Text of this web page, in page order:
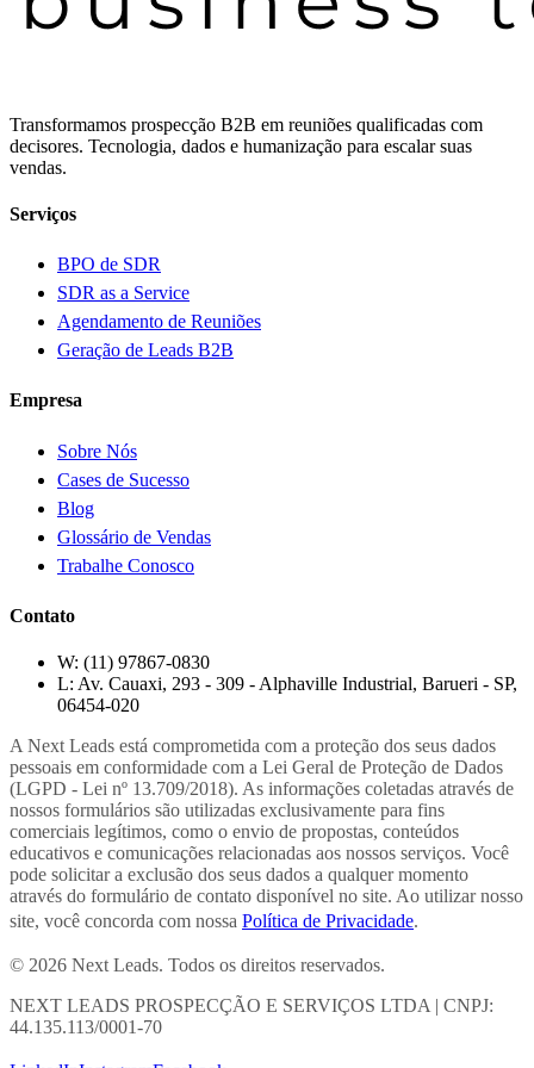
Transformamos prospecção B2B em reuniões qualificadas com
decisores. Tecnologia, dados e humanização para escalar suas
vendas.
Serviços
BPO de SDR
SDR as a Service
Agendamento de Reuniões
Geração de Leads B2B
Empresa
Sobre Nós
Cases de Sucesso
Blog
Glossário de Vendas
Trabalhe Conosco
Contato
W: (11) 97867-0830
L: Av. Cauaxi, 293 - 309 - Alphaville Industrial, Barueri - SP,
06454-020
A Next Leads está comprometida com a proteção dos seus dados
pessoais em conformidade com a Lei Geral de Proteção de Dados
(LGPD - Lei nº 13.709/2018). As informações coletadas através de
nossos formulários são utilizadas exclusivamente para fins
comerciais legítimos, como o envio de propostas, conteúdos
educativos e comunicações relacionadas aos nossos serviços. Você
pode solicitar a exclusão dos seus dados a qualquer momento
através do formulário de contato disponível no site. Ao utilizar nosso
site, você concorda com nossa Política de Privacidade.
© 2026 Next Leads. Todos os direitos reservados.
NEXT LEADS PROSPECÇÃO E SERVIÇOS LTDA | CNPJ:
44.135.113/0001-70